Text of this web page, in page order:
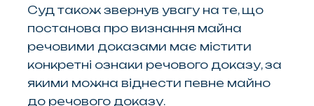
Суд також звернув увагу на те, що
постанова про визнання майна
речовими доказами має містити
конкретні ознаки речового доказу, за
якими можна віднести певне майно
до речового доказу.